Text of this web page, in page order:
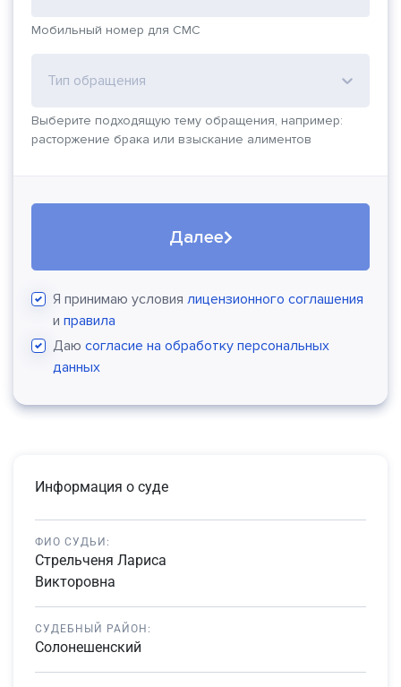
Мобильный номер для СМС
Тип обращения
Выберите подходящую тему обращения, например:
расторжение брака или взыскание алиментов
Далее
Я принимаю условия лицензионного соглашения
и правила
Даю согласие на обработку персональных
данных
Информация о суде
ФИО СУДЬИ:
Стрельченя Лариса
Викторовна
СУДЕБНЫЙ РАЙОН:
Солонешенский